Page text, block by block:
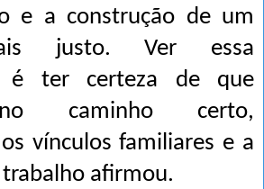
e a construção de um
justo. Ver essa
é ter certeza de que
caminho certo,
vínculos familiares e a
afirmou.